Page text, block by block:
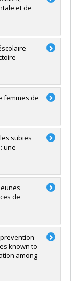
et de
femmes de
subies
une
de
known to
among